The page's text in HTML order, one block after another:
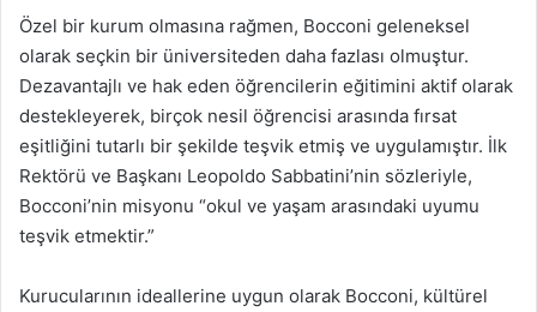
Özel bir kurum olmasına rağmen, Bocconi geleneksel
olarak seçkin bir üniversiteden daha fazlası olmuştur.
Dezavantajlı ve hak eden öğrencilerin eğitimini aktif olarak
destekleyerek, birçok nesil öğrencisi arasında fırsat
eşitliğini tutarlı bir şekilde teşvik etmiş ve uygulamıştır. İlk
Rektörü ve Başkanı Leopoldo Sabbatini’nin sözleriyle,
Bocconi’nin misyonu “okul ve yaşam arasındaki uyumu
teşvik etmektir.”
Kurucularının ideallerine uygun olarak Bocconi, kültürel